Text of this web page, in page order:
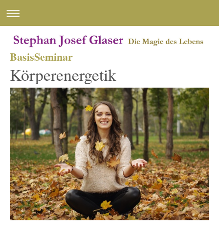
BasisSeminar
Körperenergetik